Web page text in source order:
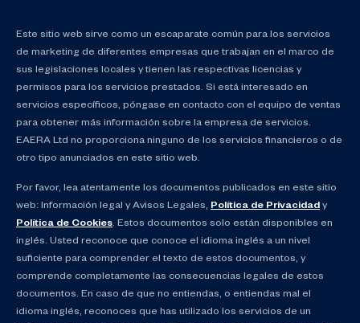
Este sitio web sirve como un escaparate común para los servicios
de marketing de diferentes empresas que trabajan en el marco de
sus legislaciones locales y tienen las respectivas licencias y
permisos para los servicios prestados. Si está interesado en
servicios específicos, póngase en contacto con el equipo de ventas
para obtener más información sobre la empresa de servicios.
EAERA Ltd no proporciona ninguno de los servicios financieros o de
otro tipo anunciados en este sitio web.
Por favor, lea atentamente los documentos publicados en este sitio
web: Información legal y Avisos Legales, Política de Privacidad y
Política de Cookies. Estos documentos solo están disponibles en
inglés. Usted reconoce que conoce el idioma inglés a un nivel
suficiente para comprender el texto de estos documentos, y
comprende completamente las consecuencias legales de estos
documentos. En caso de que no entiendas, o entiendas mal el
idioma inglés, reconoces que has utilizado los servicios de un